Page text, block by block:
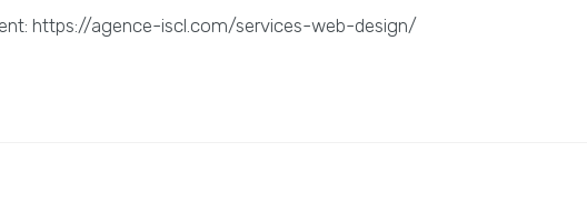
https://agence-iscl.com/services-web-design/